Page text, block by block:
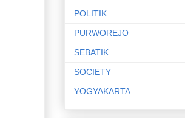
POLITIK
PURWOREJO
SEBATIK
SOCIETY
YOGYAKARTA